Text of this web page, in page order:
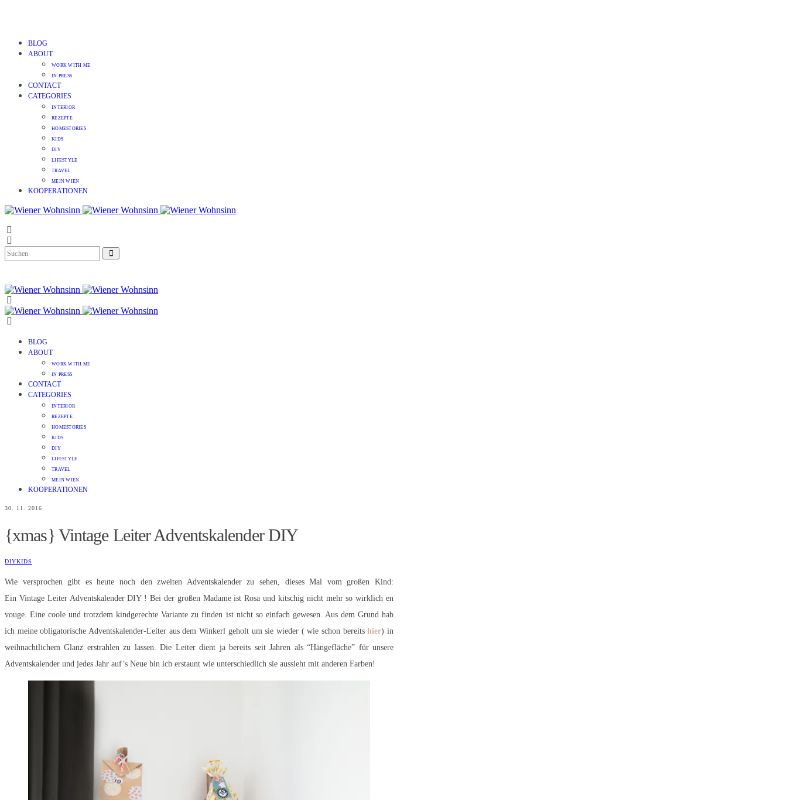
BLOG
ABOUT
WORK WITH ME
IN PRESS
CONTACT
CATEGORIES
INTERIOR
REZEPTE
HOMESTORIES
KIDS
DIY
LIFESTYLE
TRAVEL
MEIN WIEN
KOOPERATIONEN
BLOG
ABOUT
WORK WITH ME
IN PRESS
CONTACT
CATEGORIES
INTERIOR
REZEPTE
HOMESTORIES
KIDS
DIY
LIFESTYLE
TRAVEL
MEIN WIEN
KOOPERATIONEN
30. 11. 2016
{xmas} Vintage Leiter Adventskalender DIY
DIYKIDS
Wie versprochen gibt es heute noch den zweiten Adventskalender zu sehen, dieses Mal vom großen Kind:
Ein Vintage Leiter Adventskalender DIY ! Bei der großen Madame ist Rosa und kitschig nicht mehr so wirklich en
vouge. Eine coole und trotzdem kindgerechte Variante zu finden ist nicht so einfach gewesen. Aus dem Grund hab
ich meine obligatorische Adventskalender-Leiter aus dem Winkerl geholt um sie wieder ( wie schon bereitshier) in
weihnachtlichem Glanz erstrahlen zu lassen. Die Leiter dient ja bereits seit Jahren als “Hängefläche” für unsere
Adventskalender und jedes Jahr auf’s Neue bin ich erstaunt wie unterschiedlich sie aussieht mit anderen Farben!